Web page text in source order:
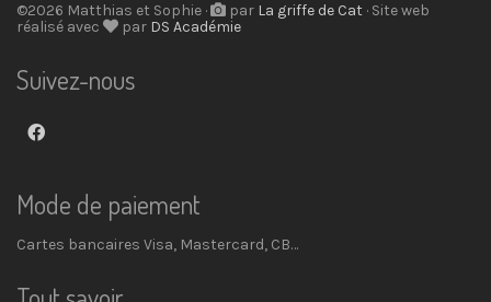
©2026 Matthias et Sophie · par La griffe de Cat · Site web
réalisé avec
par DS Académie
Suivez-nous
Mode de paiement
Cartes bancaires Visa, Mastercard, CB…